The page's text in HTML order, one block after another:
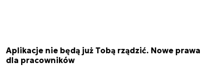
Aplikacje nie będą już Tobą rządzić. Nowe prawa
dla pracowników